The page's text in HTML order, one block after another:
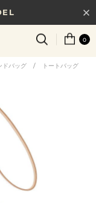
上で送料無料
ギフトガイド
0
ドバッグ / トートバッグ